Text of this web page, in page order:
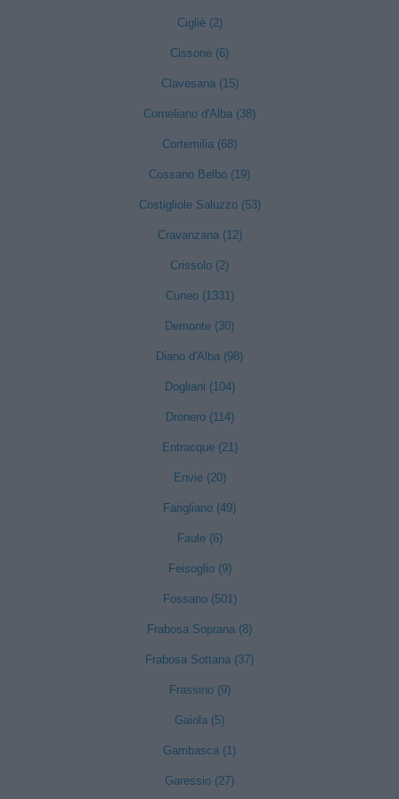
Cigliè (2)
Cissone (6)
Clavesana (15)
Corneliano d'Alba (38)
Cortemilia (68)
Cossano Belbo (19)
Costigliole Saluzzo (53)
Cravanzana (12)
Crissolo (2)
Cuneo (1331)
Demonte (30)
Diano d'Alba (98)
Dogliani (104)
Dronero (114)
Entracque (21)
Envie (20)
Farigliano (49)
Faule (6)
Feisoglio (9)
Fossano (501)
Frabosa Soprana (8)
Frabosa Sottana (37)
Frassino (9)
Gaiola (5)
Gambasca (1)
Garessio (27)